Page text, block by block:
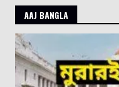
AAJ BANGLA